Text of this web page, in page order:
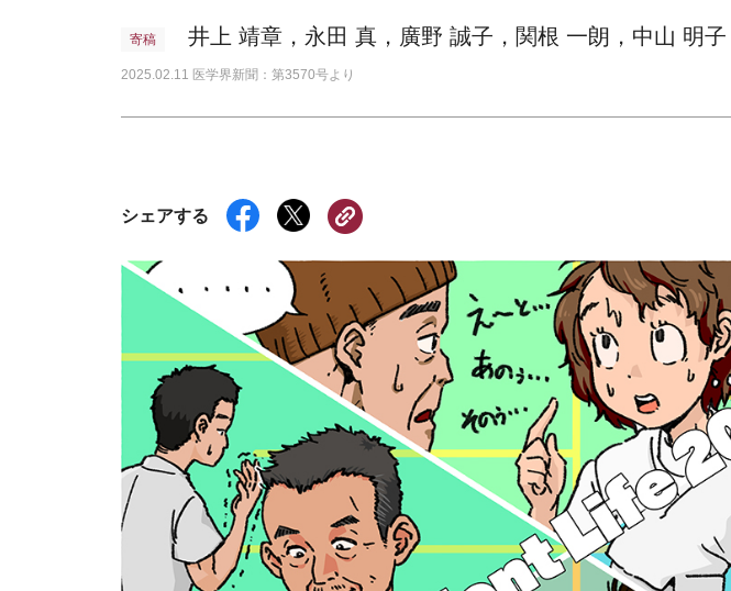
寄稿 井上 靖章，永田 真，廣野 誠子，関根 一朗，中山 明
2025.02.11 医学界新聞：第3570号より
シェアする